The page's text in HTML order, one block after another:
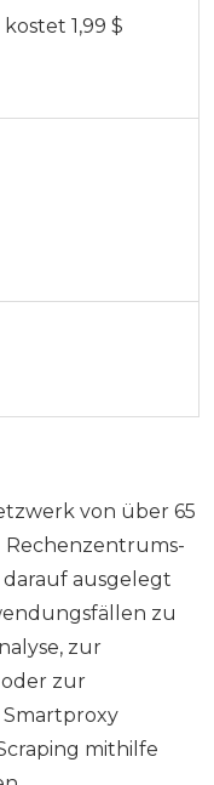
kostet 1,99 $
von über 65
Rechenzentrums-
darauf ausgelegt
zu
zur
zur
mithilfe